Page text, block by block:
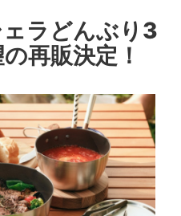
ェラどんぶり3
再販決定！